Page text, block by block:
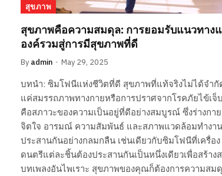
สุขภาพ
สุขภาพคือความสมดุล: การยอมรับแนวทาง
องค์รวมสู่การมีสุขภาพที่ดี
By admin May 29, 2025
บทนำ: ซิมโฟนีแห่งชีวิตที่ดี สุขภาพที่แท้จริงไม่ได้จำกั
แค่สมรรถภาพทางกายหรือการปราศจากโรคภัยไข้เจ็
คือสภาวะของความเป็นอยู่ที่ดีอย่างสมบูรณ์ ซึ่งร่างกาย
จิตใจ อารมณ์ ความสัมพันธ์ และสภาพแวดล้อมทำงาน
ประสานกันอย่างกลมกลืน เช่นเดียวกับซิมโฟนีที่เครื่อง
ดนตรีแต่ละชิ้นต้องประสานกันเป็นหนึ่งเดียวเพื่อสร้าง
บทเพลงอันไพเราะ สุขภาพของคุณก็ต้องการความสม